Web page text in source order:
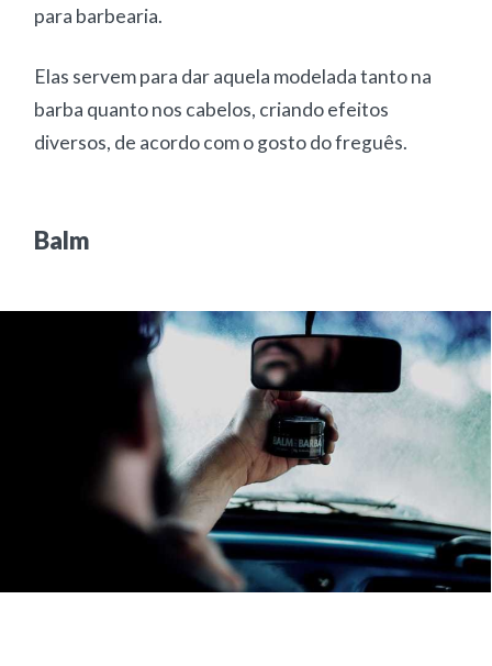
para barbearia.
Elas servem para dar aquela modelada tanto na
barba quanto nos cabelos, criando efeitos
diversos, de acordo com o gosto do freguês.
Balm